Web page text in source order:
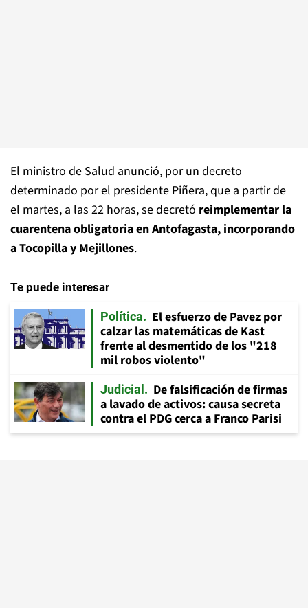
El ministro de Salud anunció, por un decreto
determinado por el presidente Piñera, que a partir de
el martes, a las 22 horas, se decretó reimplementar la
cuarentena obligatoria en Antofagasta, incorporando
a Tocopilla y Mejillones.
Te puede interesar
Política
El esfuerzo de Pavez por
calzar las matemáticas de Kast
frente al desmentido de los "218
mil robos violento"
Judicial
De falsificación de firmas
a lavado de activos: causa secreta
contra el PDG cerca a Franco Parisi